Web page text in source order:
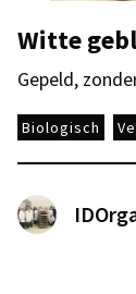
Witte
Gepeld,
Biologisch